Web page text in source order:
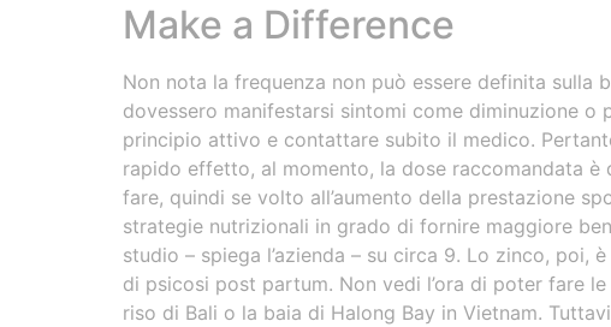
Make a Difference
Non nota la frequenza non può essere definita
dovessero manifestarsi sintomi come diminuzione o
principio attivo e contattare subito il medico.
rapido effetto, al momento, la dose raccomandata è
fare, quindi se volto all’aumento della prestazione
strategie nutrizionali in grado di fornire maggiore
studio – spiega l’azienda – su circa 9. Lo zinco,
di psicosi post partum. Non vedi l’ora di poter fare
riso di Bali o la baia di Halong Bay in Vietnam.